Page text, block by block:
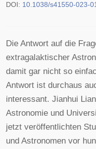
DOI: 10.1038/s41550-023-
Die Antwort auf die
extragalaktischer
damit gar nicht so
Antwort ist durchaus
interessant. Jianhui
Astronomie und
jetzt veröffentlichten
und Astronomen vor